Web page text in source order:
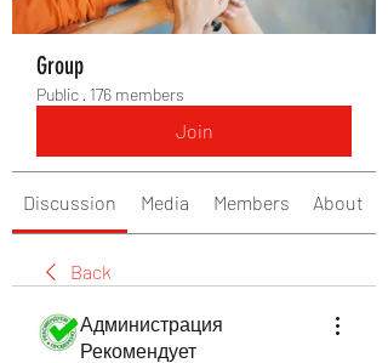
Group
Public · 176 members
Join
Discussion Media Members About
Back
Администрация
Рекомендует